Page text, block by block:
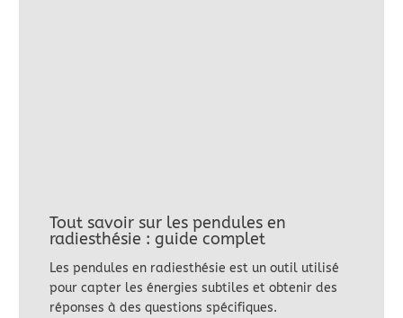
Tout savoir sur les pendules en
radiesthésie : guide complet
Les pendules en radiesthésie est un outil utilisé
pour capter les énergies subtiles et obtenir des
réponses à des questions spécifiques.